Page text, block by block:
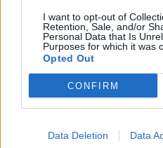
I want to opt-out of
Retention, Sale, and/or
Personal Data that Is
Purposes for which it was
Opted Out
CONFIRM
Data Deletion Data
ΠΡΙΝ 8
Ποια
φόρο
πυρ